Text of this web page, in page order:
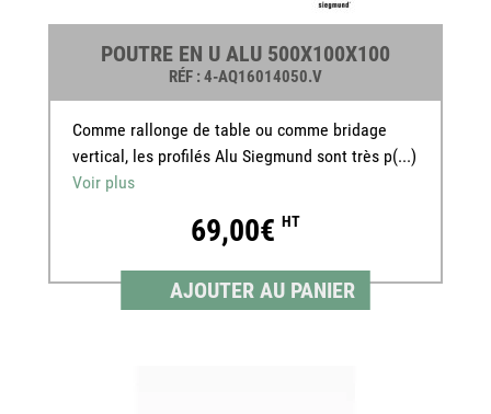
POUTRE EN U ALU 500X100X100
RÉF : 4-AQ16014050.V
Comme rallonge de table ou comme bridage
vertical, les profilés Alu Siegmund sont très p(...)
Voir plus
69,00€ HT
AJOUTER AU PANIER